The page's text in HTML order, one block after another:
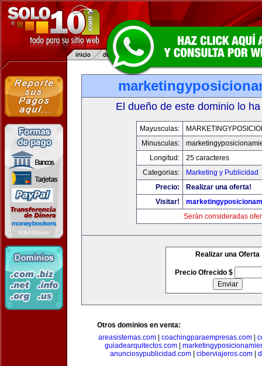
El dueño de este dominio lo
Mayusculas:
Minusculas:
Longitud:
25 caracteres
Categorias:
Marketing y Publicidad
Precio:
Realizar una oferta!
Visitar!
Serán consideradas
Realizar una Oferta
Precio Ofrecido $
Otros dominios en venta:
areasistemas.com| coachingparaempresas.com|
guiadearquitectos.com
anunciosypublicidad.com| ciberviajeros.com|